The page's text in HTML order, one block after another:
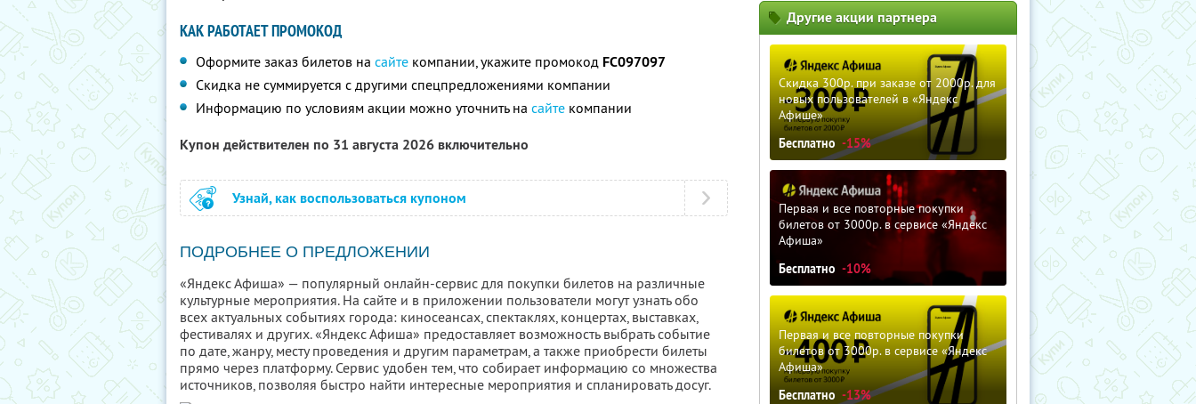
КАК РАБОТАЕТ ПРОМОКОД
Оформите заказ билетов на сайте компании, укажите промокод FC097097
Скидка не суммируется с другими спецпредложениями компании
Информацию по условиям акции можно уточнить на сайте компании
Купон действителен по 31 августа 2026 включительно
Узнай, как воспользоваться купоном
ПОДРОБНЕЕ О ПРЕДЛОЖЕНИИ
«Яндекс Афиша» — популярный онлайн-сервис для покупки билетов на различные
культурные мероприятия. На сайте и в приложении пользователи могут узнать обо
всех актуальных событиях города: киносеансах, спектаклях, концертах, выставках,
фестивалях и других. «Яндекс Афиша» предоставляет возможность выбрать событие
по дате, жанру, месту проведения и другим параметрам, а также приобрести билеты
прямо через платформу. Сервис удобен тем, что собирает информацию со множества
источников, позволяя быстро найти интересные мероприятия и спланировать досуг.
Другие акции партнера
Скидка 300р. при заказе от 2000р. для
новых пользователей в «Яндекс
Афише»
Бесплатно -15%
Первая и все повторные покупки
билетов от 3000р. в сервисе «Яндекс
Афиша»
Бесплатно -10%
Первая и все повторные покупки
билетов от 3000р. в сервисе «Яндекс
Афиша»
Бесплатно -13%